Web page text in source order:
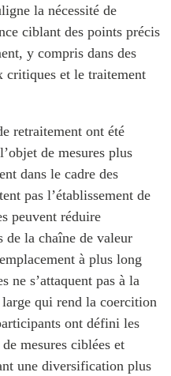
la nécessité de
ciblant des points précis
y compris dans des
critiques et le traitement
retraitement ont été
de mesures plus
dans le cadre des
pas l’établissement de
peuvent réduire
de la chaîne de valeur
à plus long
ne s’attaquent pas à la
qui rend la coercition
ont défini les
mesures ciblées et
une diversification plus